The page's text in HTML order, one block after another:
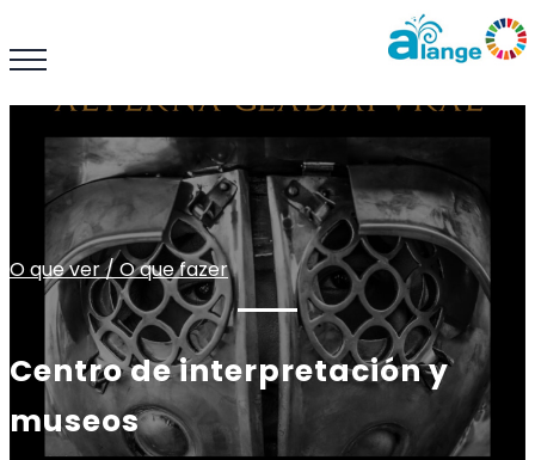
O que ver / O que fazer
Centro de interpretación y
museos